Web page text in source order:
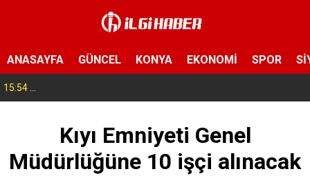
ANASAYFA GÜNCEL KONYA EKONOMİ SPOR
15:54
Kıyı Emniyeti Genel
Müdürlüğüne 10 işçi alınacak